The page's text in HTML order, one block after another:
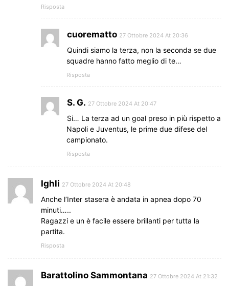
Risposta
cuorematto 27 Ottobre 2024 At 20:36
Quindi siamo la terza, non la seconda se due
squadre hanno fatto meglio di te…
Risposta
S. G. 27 Ottobre 2024 At 20:47
Si… La terza ad un goal preso in più rispetto a
Napoli e Juventus, le prime due difese del
campionato.
Risposta
Ighli 27 Ottobre 2024 At 20:48
Anche l’Inter stasera è andata in apnea dopo 70
minuti…..
Ragazzi e un è facile essere brillanti per tutta la
partita.
Risposta
Barattolino Sammontana 27 Ottobre 2024 At 21:32